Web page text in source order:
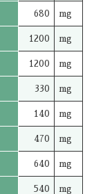
680 mg
1200 mg
1200 mg
330 mg
140 mg
470 mg
640 mg
540 mg